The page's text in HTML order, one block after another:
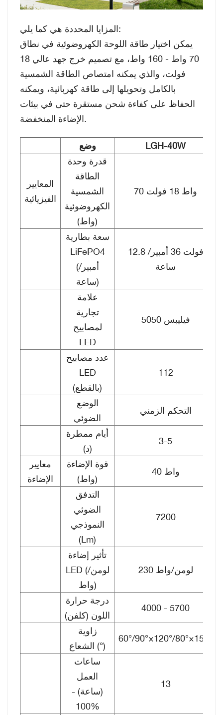
المزايا المحددة هي كما يلي:
يمكن اختيار طاقة اللوحة الكهروضوئية في نطاق
70 واط - 160 واط، مع تصميم خرج جهد عالي 18
فولت، والذي يمكنه امتصاص الطاقة الشمسية
بالكامل وتحويلها إلى طاقة كهربائية، ويمكنه
الحفاظ على كفاءة شحن مستقرة حتى في بيئات
الإضاءة المنخفضة.
وضع LGH-40W
المعايير
الفيزيائية
قدرة وحدة
الطاقة
الشمسية
الكهروضوئية
(واط)
70 واط 18 فولت
سعة بطارية
LiFePO4
(أمبير/
ساعة)
12.8 فولت 36 أمبير/
ساعة
علامة
تجارية
لمصابيح
LED
فيليبس 5050
عدد مصابيح
LED
(بالقطع)
112
الوضع
الضوئي
التحكم الزمني
أيام ممطرة
(د)
3-5
معايير
الإضاءة
قوة الإضاءة
(واط)
40 واط
التدفق
الضوئي
النموذجي
(Lm)
7200
تأثير إضاءة
LED (لومن/
واط)
230 لومن/واط
درجة حرارة
اللون (كلفن)
4000 - 5700
زاوية
الشعاع (°)
60°/90°×120°/80°×150°
ساعات
العمل
(ساعة) -
100%
13